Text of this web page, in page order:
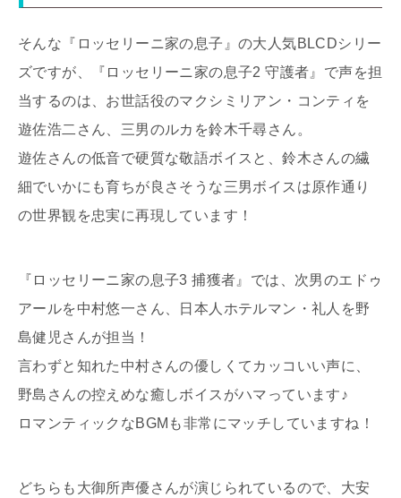
そんな『ロッセリーニ家の息子』の大人気BLCDシリー
ズですが、『ロッセリーニ家の息子2 守護者』で声を担
当するのは、お世話役のマクシミリアン・コンティを
遊佐浩二さん、三男のルカを鈴木千尋さん。
遊佐さんの低音で硬質な敬語ボイスと、鈴木さんの繊
細でいかにも育ちが良さそうな三男ボイスは原作通り
の世界観を忠実に再現しています！
『ロッセリーニ家の息子3 捕獲者』では、次男のエドゥ
アールを中村悠一さん、日本人ホテルマン・礼人を野
島健児さんが担当！
言わずと知れた中村さんの優しくてカッコいい声に、
野島さんの控えめな癒しボイスがハマっています♪
ロマンティックなBGMも非常にマッチしていますね！
どちらも大御所声優さんが演じられているので、大安